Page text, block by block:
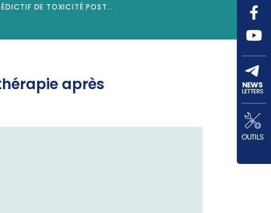
DE TOXICITÉ POST…
après